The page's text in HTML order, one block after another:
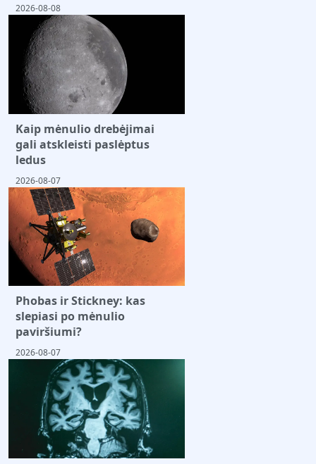
2026-08-08
Kaip mėnulio drebėjimai
gali atskleisti paslėptus
ledus
2026-08-07
Phobas ir Stickney: kas
slepiasi po mėnulio
paviršiumi?
2026-08-07